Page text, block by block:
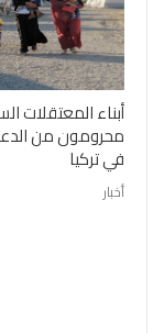
أبناء المعتقلات
محرومون من
في تركيا
أخبار